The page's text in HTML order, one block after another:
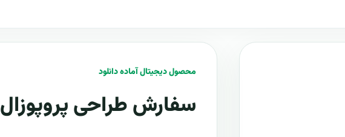
محصول دیجیتال آماده دانلود
سفارش طراحی پروپوزال